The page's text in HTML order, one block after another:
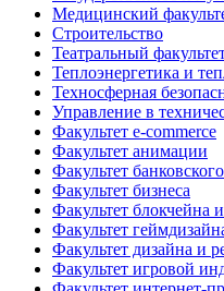
Медицинский
Строительство
Театральный
Теплоэнергетика и
Техносферная
Управление в
Факультет e-commerce
Факультет анимации
Факультет
Факультет бизнеса
Факультет блокчейна
Факультет
Факультет дизайна и
Факультет игровой